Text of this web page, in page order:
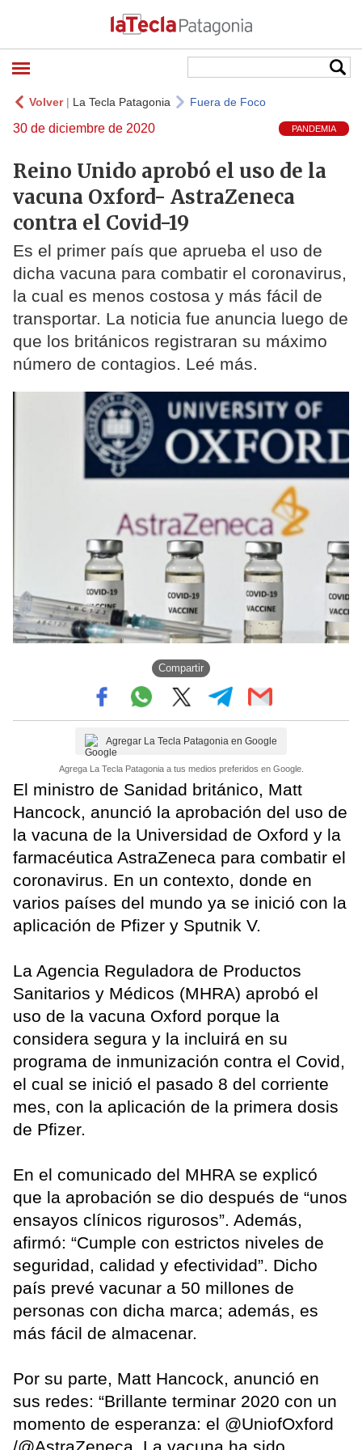
Volver| La Tecla Patagonia Fuera de Foco
30 de diciembre de 2020 PANDEMIA
Reino Unido aprobó el uso de la
vacuna Oxford- AstraZeneca
contra el Covid-19
Es el primer país que aprueba el uso de
dicha vacuna para combatir el coronavirus,
la cual es menos costosa y más fácil de
transportar. La noticia fue anuncia luego de
que los británicos registraran su máximo
número de contagios. Leé más.
Compartir
Agregar La Tecla Patagonia en Google
Agrega La Tecla Patagonia a tus medios preferidos en Google.
El ministro de Sanidad británico, Matt
Hancock, anunció la aprobación del uso de
la vacuna de la Universidad de Oxford y la
farmacéutica AstraZeneca para combatir el
coronavirus. En un contexto, donde en
varios países del mundo ya se inició con la
aplicación de Pfizer y Sputnik V.
La Agencia Reguladora de Productos
Sanitarios y Médicos (MHRA) aprobó el
uso de la vacuna Oxford porque la
considera segura y la incluirá en su
programa de inmunización contra el Covid,
el cual se inició el pasado 8 del corriente
mes, con la aplicación de la primera dosis
de Pfizer.
En el comunicado del MHRA se explicó
que la aprobación se dio después de “unos
ensayos clínicos rigurosos”. Además,
afirmó: “Cumple con estrictos niveles de
seguridad, calidad y efectividad”. Dicho
país prevé vacunar a 50 millones de
personas con dicha marca; además, es
más fácil de almacenar.
Por su parte, Matt Hancock, anunció en
sus redes: “Brillante terminar 2020 con un
momento de esperanza: el @UniofOxford
/@AstraZeneca .La vacuna ha sido